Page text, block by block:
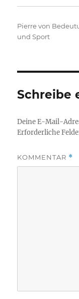
Autor
Pierre von
und Sport
Schreibe
Deine E-Mail-
Erforderliche
KOMMENTAR *